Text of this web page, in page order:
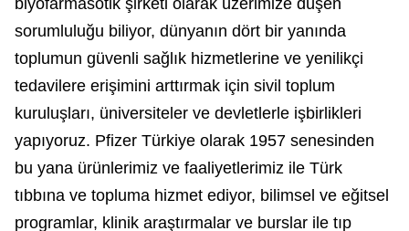
biyofarmasötik şirketi olarak üzerimize düşen
sorumluluğu biliyor, dünyanın dört bir yanında
toplumun güvenli sağlık hizmetlerine ve yenilikçi
tedavilere erişimini arttırmak için sivil toplum
kuruluşları, üniversiteler ve devletlerle işbirlikleri
yapıyoruz. Pfizer Türkiye olarak 1957 senesinden
bu yana ürünlerimiz ve faaliyetlerimiz ile Türk
tıbbına ve topluma hizmet ediyor, bilimsel ve eğitsel
programlar, klinik araştırmalar ve burslar ile tıp